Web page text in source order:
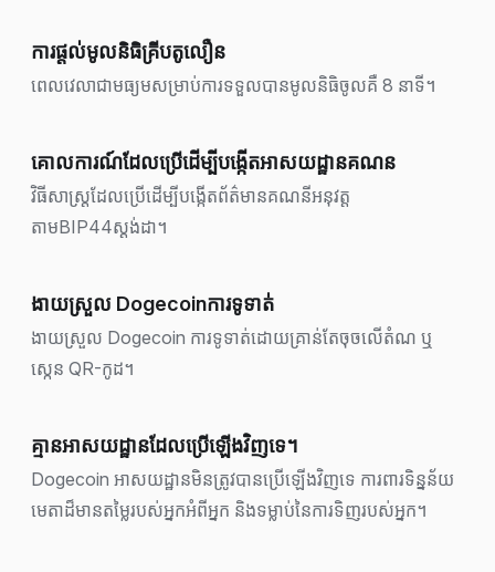
ការផ្តល់មូលនិធិគ្រីបតូលឿន
ពេលវេលាជាមធ្យមសម្រាប់ការទទួលបានមូលនិធិចូលគឺ 8 នាទី។
គោលការណ៍ដែលប្រើដើម្បីបង្កើតអាសយដ្ឋានគណន
វិធីសាស្រ្តដែលប្រើដើម្បីបង្កើតព័ត៌មានគណនីអនុវត្ត
តាមBIP44ស្ដង់ដា។
ងាយស្រួល Dogecoinការទូទាត់
ងាយស្រួល Dogecoin ការទូទាត់ដោយគ្រាន់តែចុចលើតំណ ឬ
ស្កេន QR-កូដ។
គ្មានអាសយដ្ឋានដែលប្រើឡើងវិញទេ។
Dogecoin អាសយដ្ឋានមិនត្រូវបានប្រើឡើងវិញទេ ការពារទិន្នន័យ
មេតាដ៏មានតម្លៃរបស់អ្នកអំពីអ្នក និងទម្លាប់នៃការទិញរបស់អ្នក។